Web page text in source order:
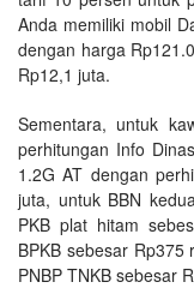
Anda memiliki mobil
dengan harga
Rp12,1 juta.
Sementara, untuk
perhitungan Info
1.2G AT dengan
juta, untuk BBN
PKB plat hitam
BPKB sebesar Rp375
PNBP TNKB sebesar